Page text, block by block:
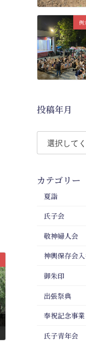
例
投稿年月
カテゴリー
夏詣
氏子会
敬神婦人会
神輿保存会
御朱印
出張祭典
奉祝記念事業
氏子青年会